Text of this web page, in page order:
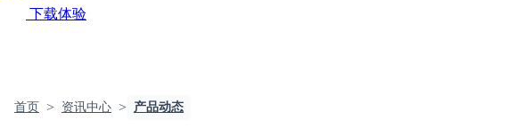
下载体验
首页 > 资讯中心 > 产品动态